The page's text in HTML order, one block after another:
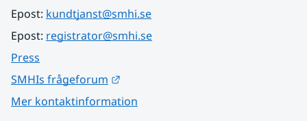
Epost: kundtjanst@smhi.se
Epost: registrator@smhi.se
Press
SMHIs frågeforum
Mer kontaktinformation